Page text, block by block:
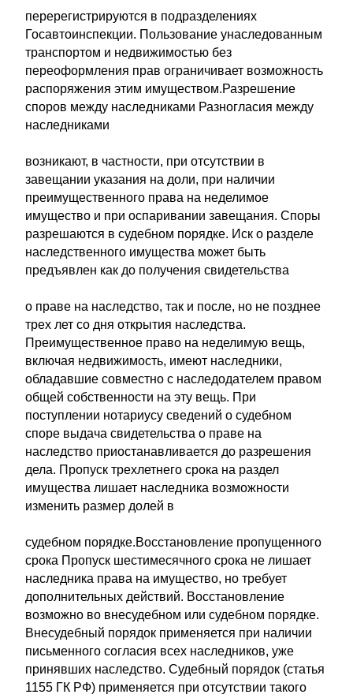
перерегистрируются в подразделениях
Госавтоинспекции. Пользование унаследованным
транспортом и недвижимостью без
переоформления прав ограничивает возможность
распоряжения этим имуществом.Разрешение
споров между наследниками Разногласия между
наследниками
возникают, в частности, при отсутствии в
завещании указания на доли, при наличии
преимущественного права на неделимое
имущество и при оспаривании завещания. Споры
разрешаются в судебном порядке. Иск о разделе
наследственного имущества может быть
предъявлен как до получения свидетельства
о праве на наследство, так и после, но не позднее
трех лет со дня открытия наследства.
Преимущественное право на неделимую вещь,
включая недвижимость, имеют наследники,
обладавшие совместно с наследодателем правом
общей собственности на эту вещь. При
поступлении нотариусу сведений о судебном
споре выдача свидетельства о праве на
наследство приостанавливается до разрешения
дела. Пропуск трехлетнего срока на раздел
имущества лишает наследника возможности
изменить размер долей в
судебном порядке.Восстановление пропущенного
срока Пропуск шестимесячного срока не лишает
наследника права на имущество, но требует
дополнительных действий. Восстановление
возможно во внесудебном или судебном порядке.
Внесудебный порядок применяется при наличии
письменного согласия всех наследников, уже
принявших наследство. Судебный порядок (статья
1155 ГК РФ) применяется при отсутствии такого